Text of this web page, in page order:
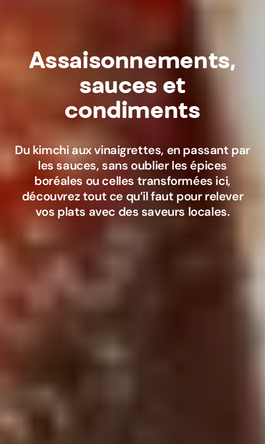
Assaisonnements,
sauces et
condiments
Du kimchi aux vinaigrettes, en passant par
les sauces, sans oublier les épices
boréales ou celles transformées ici,
découvrez tout ce qu’il faut pour relever
vos plats avec des saveurs locales.